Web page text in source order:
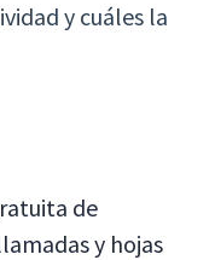
y cuáles la
de
y hojas